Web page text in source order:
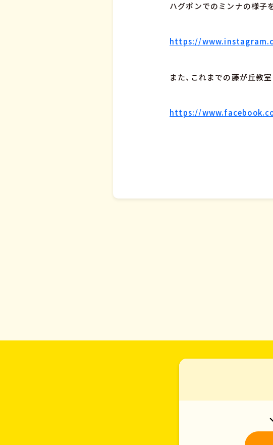
ハグポンでのミンナの様子
https://
また、これまでの藤が丘教
https://